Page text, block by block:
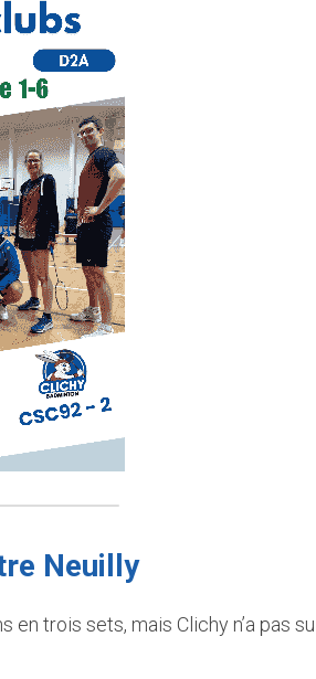
Neuilly
trois sets, mais Clichy n’a pas